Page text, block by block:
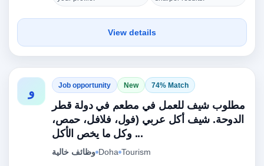
View details
و Job opportunity New 74% Match
مطلوب شيف للعمل في مطعم في دولة قطر
الدوحة. شيف أكل عربي (فول، فلافل، حمص،
وكل ما يخص الأكل ...
وظائف خالية Doha Tourism